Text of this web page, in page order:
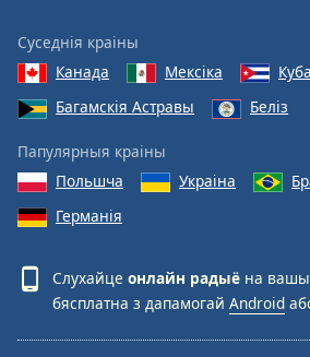
Суседнія краіны
Канада
Мексіка
Куба
Багамскія Астравы
Беліз
Папулярныя краіны
Польшча
Украіна
Германія
Слухайце онлайн радыё на
бясплатна з дапамогай Android